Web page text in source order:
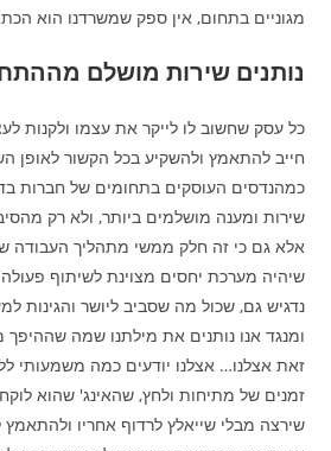
מגוניים בתחום, אין ספק שמשרדנו הוא
נותנים שירות מושלם
כל עסק שחשוב לו לייקר את עצמו ולקנות
חייב להתאמץ ולהשקיע בכל הקשור לאופן
כמהנדסים העוסקים בתחומים של חברות
שירות ומענה מושלמים ביותר, ולא רק
אלא גם כי זה חלק ממשי מתהליך העבודה
שיהיה מערכת יחסים מצוינת לשיתוף
נדגיש גם, שכול מה שסביב ליושר והגינות
ומנגד אנו נותנים את מילתנו שמה
זאת אצלנו… אצלנו יודעים כמה משמעותי
זמנים של מתיחות ולחץ, שהאינג' שהוא לוקח
שירצה מבלי שייאלץ לרדוף אחריו ולהתאמץ